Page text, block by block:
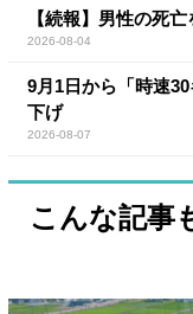
【続報】男性の死
2026-08-04
9月1日から「時速
下げ
2026-08-07
こんな記事